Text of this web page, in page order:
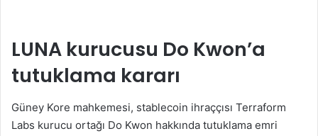
LUNA kurucusu Do Kwon’a
tutuklama kararı
Güney Kore mahkemesi, stablecoin ihraççısı Terraform
Labs kurucu ortağı Do Kwon hakkında tutuklama emri